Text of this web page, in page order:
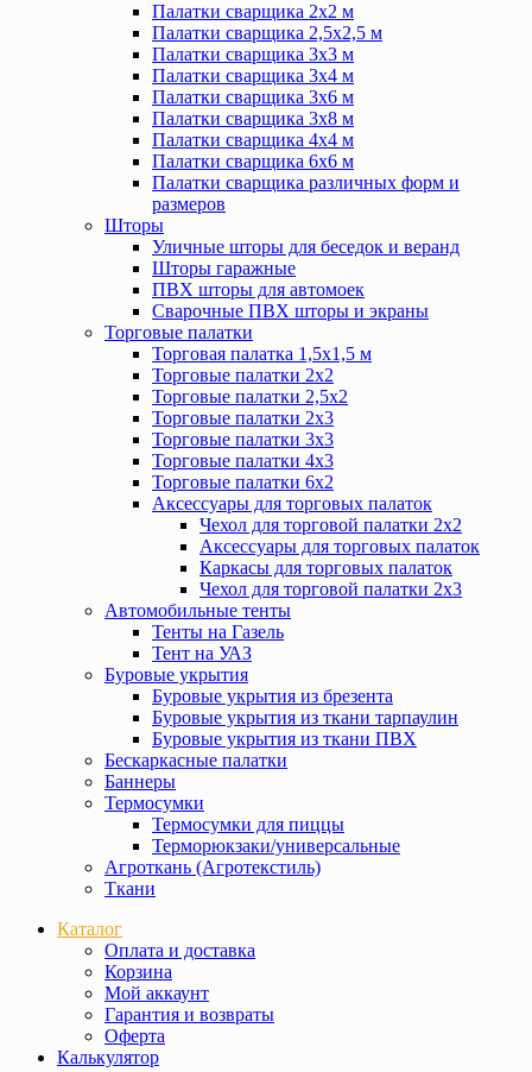
Палатки сварщика 2х2 м
Палатки сварщика 2,5х2,5 м
Палатки сварщика 3х3 м
Палатки сварщика 3х4 м
Палатки сварщика 3х6 м
Палатки сварщика 3х8 м
Палатки сварщика 4х4 м
Палатки сварщика 6х6 м
Палатки сварщика различных форм и
размеров
Шторы
Уличные шторы для беседок и веранд
Шторы гаражные
ПВХ шторы для автомоек
Сварочные ПВХ шторы и экраны
Торговые палатки
Торговая палатка 1,5х1,5 м
Торговые палатки 2х2
Торговые палатки 2,5х2
Торговые палатки 2х3
Торговые палатки 3х3
Торговые палатки 4х3
Торговые палатки 6х2
Аксессуары для торговых палаток
Чехол для торговой палатки 2х2
Аксессуары для торговых палаток
Каркасы для торговых палаток
Чехол для торговой палатки 2х3
Автомобильные тенты
Тенты на Газель
Тент на УАЗ
Буровые укрытия
Буровые укрытия из брезента
Буровые укрытия из ткани тарпаулин
Буровые укрытия из ткани ПВХ
Бескаркасные палатки
Баннеры
Термосумки
Термосумки для пиццы
Терморюкзаки/универсальные
Агроткань (Агротекстиль)
Ткани
Каталог
Оплата и доставка
Корзина
Мой аккаунт
Гарантия и возвраты
Оферта
Калькулятор